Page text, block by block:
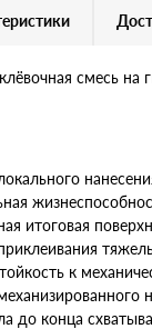
смесь на
итоговая
к
до конца